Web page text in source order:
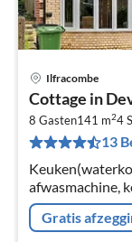
Ilfracombe
Cottage in
8 Gasten141 m24
13
afwasmachine,
eettafel,
pers. bed)
Gratis